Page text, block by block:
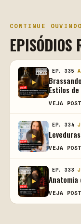
CONTINUE OUVINDO
EPISÓDIOS
EP. 335
Estilos
VEJA
EP. 334
VEJA
EP. 333
Anatomia
VEJA